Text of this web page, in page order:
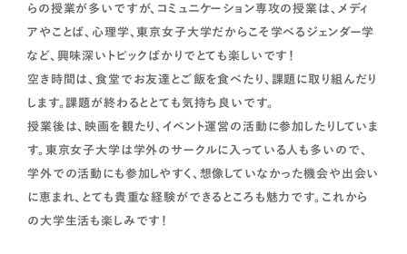
らの授業が多いですが、コミュニケーション専攻の授業は、メディ
アやことば、心理学、東京女子大学だからこそ学べるジェンダー学
など、興味深いトピックばかりでとても楽しいです！
空き時間は、食堂でお友達とご飯を食べたり、課題に取り組んだり
します。課題が終わるととても気持ち良いです。
授業後は、映画を観たり、イベント運営の活動に参加したりしていま
す。東京女子大学は学外のサークルに入っている人も多いので、
学外での活動にも参加しやすく、想像していなかった機会や出会い
に恵まれ、とても貴重な経験ができるところも魅力です。これから
の大学生活も楽しみです！